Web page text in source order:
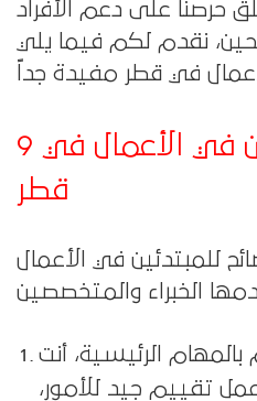
حرصنا على دعم الأفراد
نقدم لكم فيما يلي
9 نصائح للمبتدئين في الأعمال في
قطر
سوياً على 9 نصائح للمبتدئين في الأعمال
بالمهام الرئيسية، أنت
تقييم جيد للأمور،